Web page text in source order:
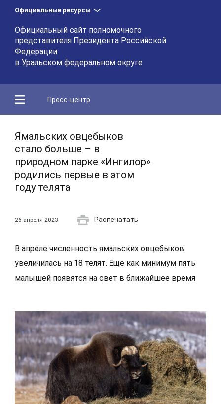
Официальные ресурсы
Официальный сайт полномочного
представителя Президента Российской
Федерации
в Уральском федеральном округе
Пресс-центр
Ямальских овцебыков
стало больше – в
природном парке «Ингилор»
родились первые в этом
году телята
26 апреля 2023 Распечатать
В апреле численность ямальских овцебыков
увеличилась на 18 телят. Еще как минимум пять
малышей появятся на свет в ближайшее время